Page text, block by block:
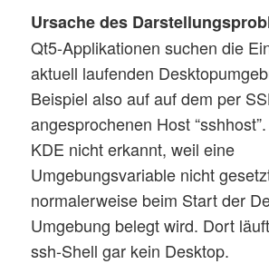
Ursache des
Qt5-Applikationen suchen die
aktuell laufenden
Beispiel also auf auf dem per
angesprochenen Host
KDE nicht erkannt, weil eine
Umgebungsvariable nicht
normalerweise beim Start der
Umgebung belegt wird. Dort
ssh-Shell gar kein Desktop.